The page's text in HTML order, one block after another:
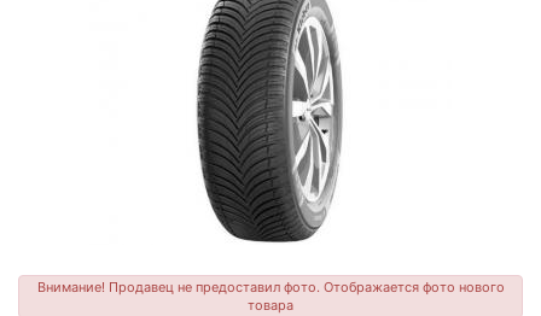
Внимание! Продавец не предоставил фото. Отображается фото нового
товара